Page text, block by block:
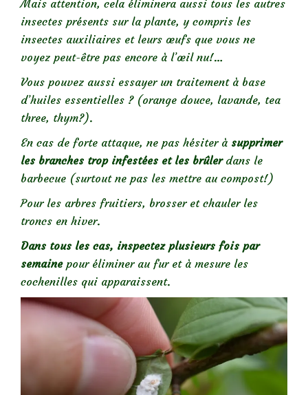
Mais attention, cela éliminera aussi tous les autres
insectes présents sur la plante, y compris les
insectes auxiliaires et leurs œufs que vous ne
voyez peut-être pas encore à l’œil nu!…
Vous pouvez aussi essayer un traitement à base
d’huiles essentielles ? (orange douce, lavande, tea
three, thym?).
En cas de forte attaque, ne pas hésiter à supprimer
les branches trop infestées et les brûler dans le
barbecue (surtout ne pas les mettre au compost!)
Pour les arbres fruitiers, brosser et chauler les
troncs en hiver.
Dans tous les cas, inspectez plusieurs fois par
semainepour éliminer au fur et à mesure les
cochenilles qui apparaissent.